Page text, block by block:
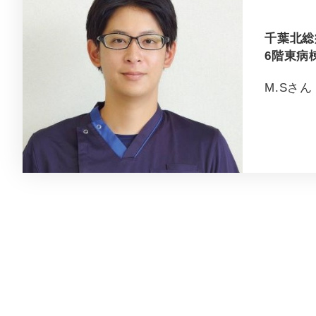
千葉北
6階東病
M.Sさん